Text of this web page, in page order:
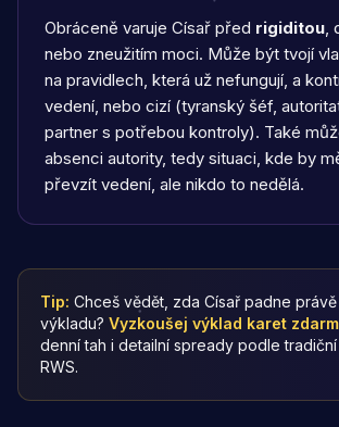
Obráceně varuje Císař před rigiditou,
nebo zneužitím moci. Může být tvojí
na pravidlech, která už nefungují, a
vedení, nebo cizí (tyranský šéf,
partner s potřebou kontroly). Také
absenci autority, tedy situaci, kde by
převzít vedení, ale nikdo to nedělá.
Tip: Chceš vědět, zda Císař padne
výkladu? Vyzkoušej výklad karet
denní tah i detailní spready podle
RWS.